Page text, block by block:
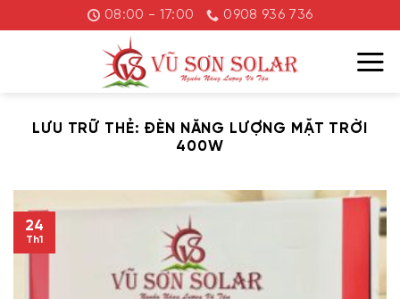
đến
08:00 - 17:00 0908 936 736
LƯU TRỮ THẺ: ĐÈN NĂNG LƯỢNG MẶT TRỜI
400W
24
Th1